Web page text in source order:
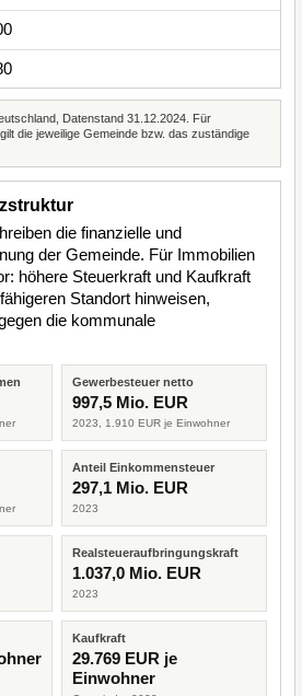
Datenstand 31.12.2024. Für
die jeweilige Gemeinde bzw. das zuständige
die finanzielle und
der Gemeinde. Für Immobilien
höhere Steuerkraft und Kaufkraft
Standort hinweisen,
die kommunale
Gewerbesteuer netto
997,5 Mio. EUR
2023, 1.910 EUR je Einwohner
Anteil Einkommensteuer
297,1 Mio. EUR
2023
Realsteueraufbringungskraft
1.037,0 Mio. EUR
2023
Kaufkraft
29.769 EUR je
Einwohner